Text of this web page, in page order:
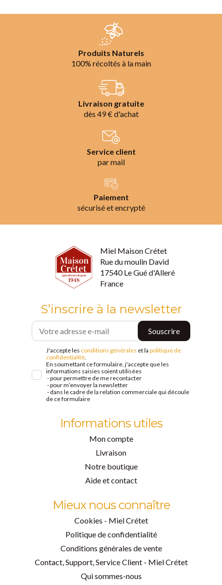
Produits Naturels
100% récoltés à la main
Livraison gratuite
dès 49 € d'achat
Service client
par mail
Paiement
sécurisé et encrypté
Miel Maison Crétet
Rue du moulin David
17540 Le Gué d'Alleré
France
Informations utiles
Mon compte
Livraison
Notre boutique
Aide et contact
Mieux nous connaître
Cookies - Miel Crétet
Politique de confidentialité
Conditions générales de vente
Contact, Support, Service Client - Miel Crétet
Qui sommes-nous
S’inscrire à la newsletter
J'accepte les conditions générales et la politique de
confidentialité
En soumettant ce formulaire, j'accepte que les
informations saisies soient utilisées
- pour permettre de me recontacter
- pour m’envoyer la newsletter
- dans le cadre de la relation commerciale qui découle
de ce formulaire